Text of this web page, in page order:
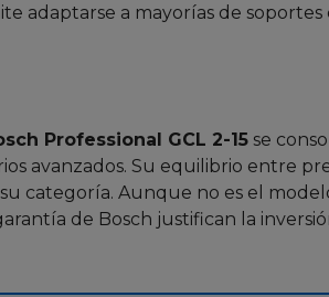
adaptarse a mayorías de soportes
Professional GCL 2-15 se
avanzados. Su equilibrio entre
categoría. Aunque no es el
de Bosch justifican la